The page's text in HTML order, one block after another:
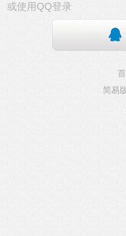
或使用QQ登录
简易版